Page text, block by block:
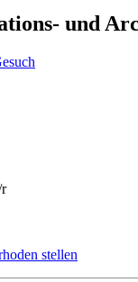
und
stellen